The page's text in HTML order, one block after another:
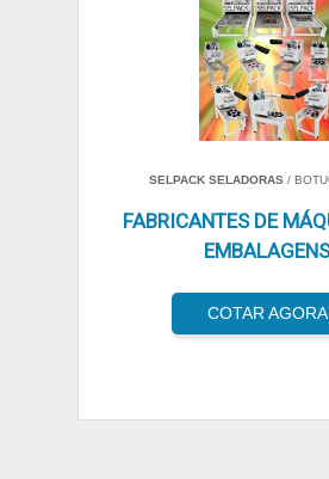
SELPACK SELADORAS/
FABRICANTES DE
EMBALAGENS
COTAR AGORA